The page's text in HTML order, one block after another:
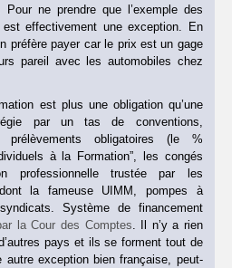
ne prendre que l’exemple des
effectivement une exception. En
préfère payer car le prix est un gage
pareil avec les automobiles chez
est plus une obligation qu’une
par un tas de conventions,
obligatoires (le %
à la Formation”, les congés
professionnelle trustée par les
la fameuse UIMM, pompes à
Système de financement
la Cour des Comptes . Il n’y a rien
pays et ils se forment tout de
autre exception bien française, peut-